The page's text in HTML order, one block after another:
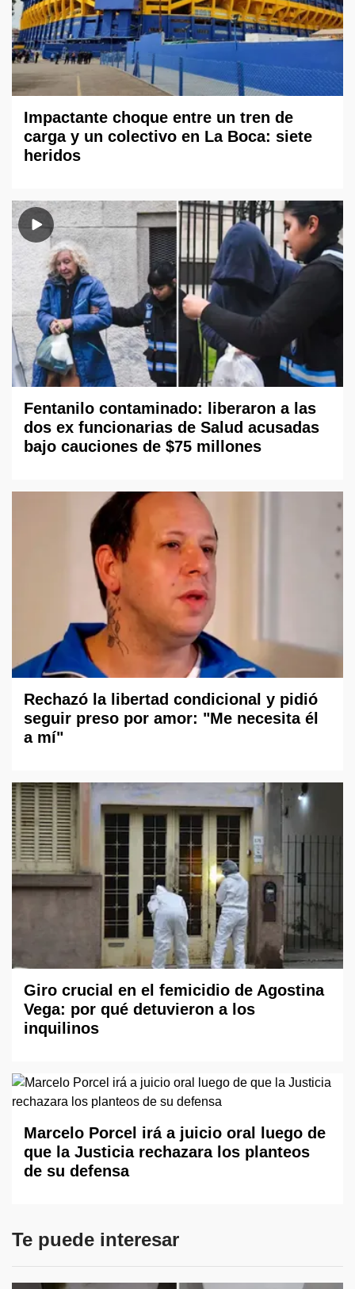
Impactante choque entre un tren de
carga y un colectivo en La Boca: siete
heridos
Fentanilo contaminado: liberaron a las
dos ex funcionarias de Salud acusadas
bajo cauciones de $75 millones
Rechazó la libertad condicional y pidió
seguir preso por amor: "Me necesita él
a mí"
Giro crucial en el femicidio de Agostina
Vega: por qué detuvieron a los
inquilinos
Marcelo Porcel irá a juicio oral luego de
que la Justicia rechazara los planteos
de su defensa
Te puede interesar